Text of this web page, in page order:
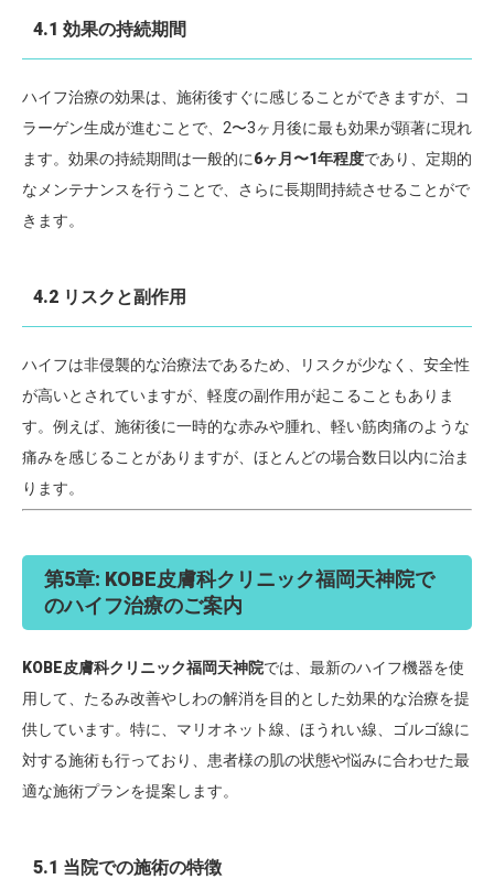
4.1 効果の持続期間
ハイフ治療の効果は、施術後すぐに感じることができますが、コ
ラーゲン生成が進むことで、2〜3ヶ月後に最も効果が顕著に現れ
ます。効果の持続期間は一般的に6ヶ月〜1年程度であり、定期的
なメンテナンスを行うことで、さらに長期間持続させることがで
きます。
4.2 リスクと副作用
ハイフは非侵襲的な治療法であるため、リスクが少なく、安全性
が高いとされていますが、軽度の副作用が起こることもありま
す。例えば、施術後に一時的な赤みや腫れ、軽い筋肉痛のような
痛みを感じることがありますが、ほとんどの場合数日以内に治ま
ります。
第5章: KOBE皮膚科クリニック福岡天神院で
のハイフ治療のご案内
KOBE皮膚科クリニック福岡天神院では、最新のハイフ機器を使
用して、たるみ改善やしわの解消を目的とした効果的な治療を提
供しています。特に、マリオネット線、ほうれい線、ゴルゴ線に
対する施術も行っており、患者様の肌の状態や悩みに合わせた最
適な施術プランを提案します。
5.1 当院での施術の特徴